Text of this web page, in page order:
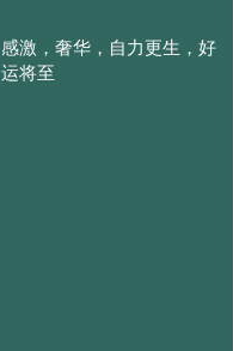
感激，奢华，自力更生，好
运将至